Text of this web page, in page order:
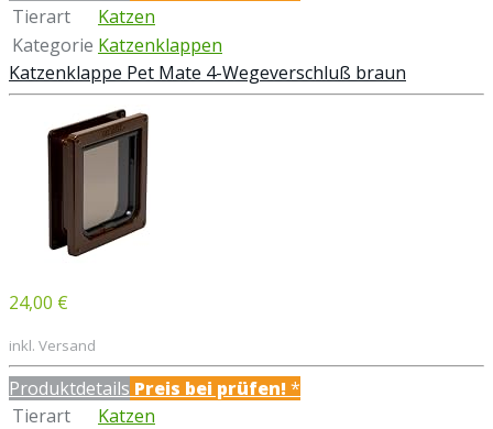
Tierart
Katzen
Kategorie Katzenklappen
Katzenklappe Pet Mate 4-Wegeverschluß braun
24,00 €
inkl. Versand
Produktdetails Preis bei prüfen!*
Tierart
Katzen